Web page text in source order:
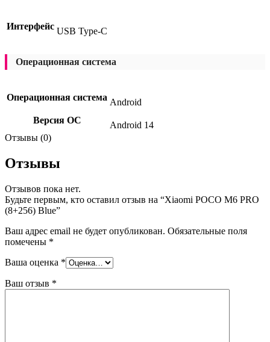
Интерфейс USB Type-C
Операционная система
Операционная система Android
Версия ОС
Android 14
Отзывы (0)
Отзывы
Отзывов пока нет.
Будьте первым, кто оставил отзыв на “Xiaomi POCO M6 PRO
(8+256) Blue”
Ваш адрес email не будет опубликован. Обязательные поля
помечены *
Ваша оценка *
Ваш отзыв *